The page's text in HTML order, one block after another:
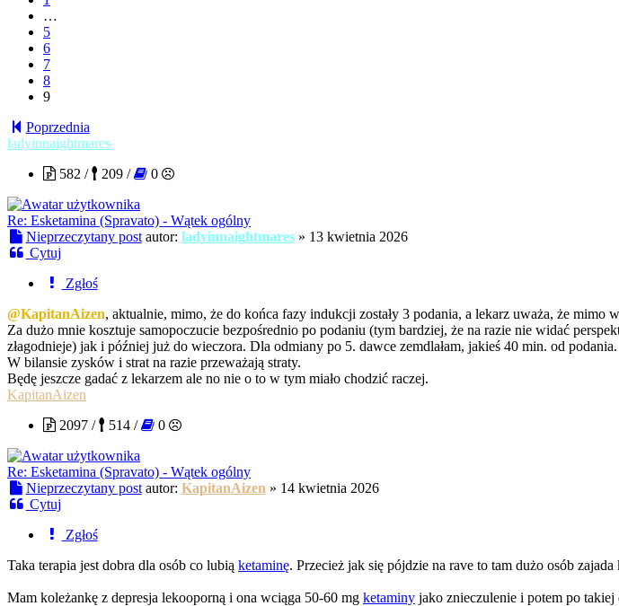
…
5
6
7
8
9
Poprzednia
ladyinnaightmares
582 /
209 / 0
Re: Esketamina (Spravato) - Wątek ogólny
Nieprzeczytany post autor: ladyinnaightmares» 13 kwietnia 2026
Cytuj
Zgłoś
@KapitanAizen, aktualnie, mimo, że do końca fazy indukcji zostały 3 podania, a lekarz uważa, że
Za dużo mnie kosztuje samopoczucie bezpośrednio po podaniu (tym bardziej, że na razie nie widać
złagodnieje) jak i później już do wieczora. Dla odmiany po 5. dawce zemdlałam, jakieś 40 min. od podania.
W bilansie zysków i strat na razie przeważają straty.
Będę jeszcze gadać z lekarzem ale no nie o to w tym miało chodzić raczej.
KapitanAizen
2097 /
514 / 0
Re: Esketamina (Spravato) - Wątek ogólny
Nieprzeczytany post autor: KapitanAizen » 14 kwietnia 2026
Cytuj
Zgłoś
Taka terapia jest dobra dla osób co lubią ketaminę. Przecież jak się pójdzie na rave to tam dużo osób
Mam koleżankę z depresja lekooporną i ona wciąga 50-60 mg ketaminy jako znieczulenie i potem po